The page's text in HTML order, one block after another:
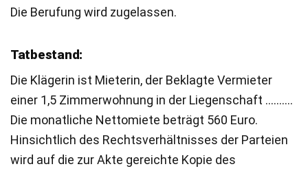
Die Berufung wird zugelassen.
Tatbestand:
Die Klägerin ist Mieterin, der Beklagte Vermieter
einer 1,5 Zimmerwohnung in der Liegenschaft ……….
Die monatliche Nettomiete beträgt 560 Euro.
Hinsichtlich des Rechtsverhältnisses der Parteien
wird auf die zur Akte gereichte Kopie des